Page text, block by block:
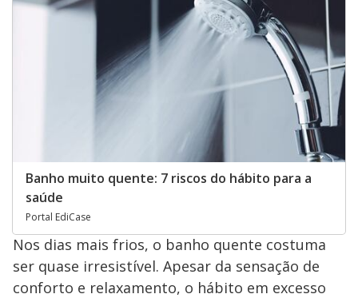
Banho muito quente: 7 riscos do hábito para a
saúde
Portal EdiCase
Nos dias mais frios, o banho quente costuma
ser quase irresistível. Apesar da sensação de
conforto e relaxamento, o hábito em excesso